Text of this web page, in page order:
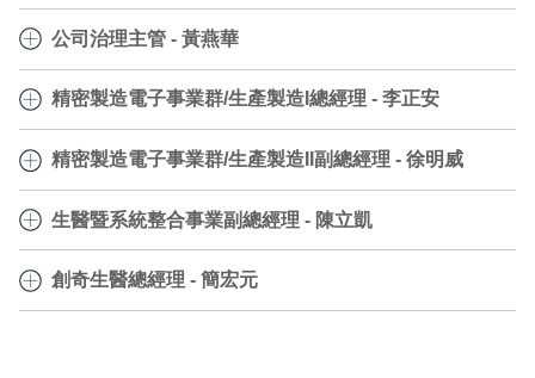
督導所屬單位經營目標、經營計劃之執行。
行政、總務、庶務等工作規劃。
規劃新事業發展及佈署，執行新事業產品銷售及生產以
達成營運目標並依集團的策略規劃執行單位的短中長期
創市場通路並提供國內外整合性服務。
張嘉正
財務長
負責財務及管理報表提供、集團會計及稅務規劃；股務
作業、銀行往來、融資規劃及執行。
公司治理主管 -黃燕華
黃燕華
公司治理主管
處理保障股東權益並強化董事會職能等相關事務，並落
實公司治理相關措施。
精密製造電子事業群/生產製造I總經理 -李正安
李正安
精密製造電子事業群/生產製造I總經理
負責中國大陸上海、蘇州及馬來西亞怡保地區，根據集
團策略規劃，執行銷售及生產營運目標。
精密製造電子事業群/生產製造II副總經理 - 徐明威
徐明威
精密製造電子事業群/生產製造II副總經理
負責中國大陸東莞地區、台灣嘉義地區、泰國羅勇地
區，根據集團策略規劃，執行銷售及生產營運目標。
生醫暨系統整合事業副總經理 - 陳立凱
陳立凱
生醫暨系統整合事業副總經理
創奇生醫總經理 -簡宏元
簡宏元